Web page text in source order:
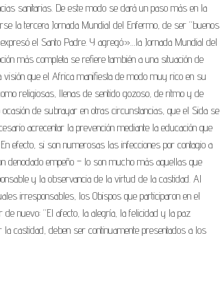
sanitarias. De este modo se dará un paso más en la
la tercera Jornada Mundial del Enfermo, de ser “buenos
el Santo Padre. Y agregó:»…la Jornada Mundial del
más completa se refiere también a una situación de
que el Africa manifiesta de modo muy rico en su
religiosas, llenas de sentido gozoso, de ritmo y de
de subrayar en otras circunstancias, que el Sida se
acrecentar la prevención mediante la educación que
efecto, si son numerosas las infecciones por contagio a
denodado empeño – lo son mucho más aquellas que
y la observancia de la virtud de la castidad. Al
irresponsables, los Obispos que participaron en el
nuevo: “El afecto, la alegría, la felicidad y la paz
castidad, deben ser continuamente presentados a los